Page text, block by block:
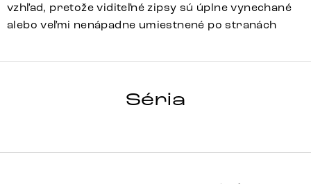
vzhľad, pretože viditeľné zipsy sú úplne vynechané
alebo veľmi nenápadne umiestnené po stranách
Séria
VINJA-FLEX